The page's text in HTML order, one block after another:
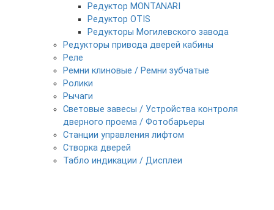
Редуктор MONTANARI
Редуктор OTIS
Редукторы Могилевского завода
Редукторы привода дверей кабины
Реле
Ремни клиновые / Ремни зубчатые
Ролики
Рычаги
Световые завесы / Устройства контроля
дверного проема / Фотобарьеры
Станции управления лифтом
Створка дверей
Табло индикации / Дисплеи